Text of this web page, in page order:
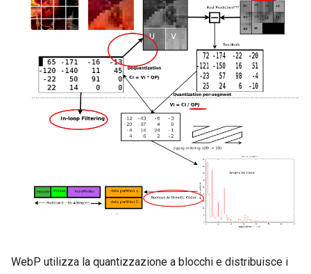
WebP utilizza la quantizzazione a blocchi e distribuisce i